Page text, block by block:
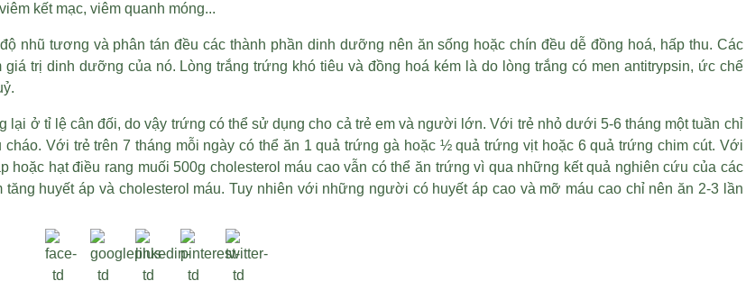
kết mạc, viêm quanh móng...
nhũ tương và phân tán đều các thành phần dinh dưỡng nên ăn sống hoặc chín đều dễ đồng hoá, hấp thu. Các
trị dinh dưỡng của nó. Lòng trắng trứng khó tiêu và đồng hoá kém là do lòng trắng có men antitrypsin, ức chế
ở tỉ lệ cân đối, do vậy trứng có thể sử dụng cho cả trẻ em và người lớn. Với trẻ nhỏ dưới 5-6 tháng một tuần chỉ
Với trẻ trên 7 tháng mỗi ngày có thể ăn 1 quả trứng gà hoặc ½ quả trứng vịt hoặc 6 quả trứng chim cút. Với
hoặc hạt điều rang muối 500g cholesterol máu cao vẫn có thể ăn trứng vì qua những kết quả nghiên cứu của các
huyết áp và cholesterol máu. Tuy nhiên với những người có huyết áp cao và mỡ máu cao chỉ nên ăn 2-3 lần